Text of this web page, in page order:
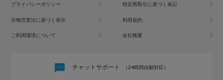
プライバシーポリシー 特定商取引に基づく表記
古物営業法に基づく表示 利用規約
ご利用環境について 会社概要
チャットサポート （24時間自動対応）